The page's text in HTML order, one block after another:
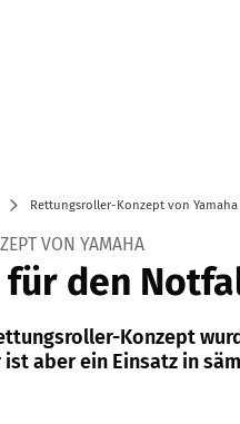
Rettungsroller-Konzept von Yamaha
VON YAMAHA
für den
Konzept
aber ein Einsatz in